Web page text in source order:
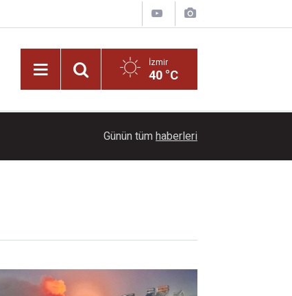
İzmir
40 °C
Denetimlerde 703 kilogram bozuk et ele
Günün tüm haberleri